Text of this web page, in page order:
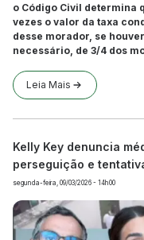
o Código Civil determina
vezes o valor da taxa
desse morador, se
necessário, de 3/4 dos
Leia Mais
Kelly Key denuncia
perseguição e
segunda-feira, 09/03/2026 - 14h00